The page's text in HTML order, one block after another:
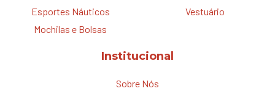
Esportes Náuticos
Mochilas e Bolsas
Vestuário
Institucional
Sobre Nós